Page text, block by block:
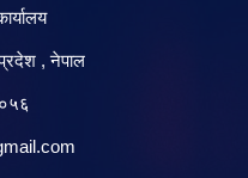
प्रदेश , नेपाल